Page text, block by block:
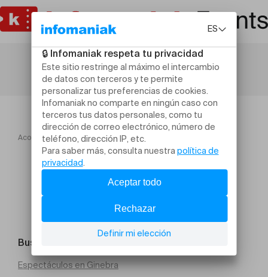
Acogida Workshop Gymnastique Ring + Bar Muscle up
Buscar un evento
Espectáculos en Ginebra